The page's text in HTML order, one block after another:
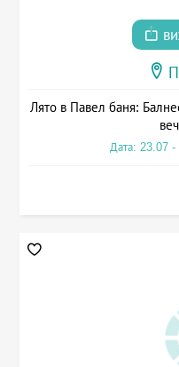
Лято в Павел баня:
Дата: 23.07 -